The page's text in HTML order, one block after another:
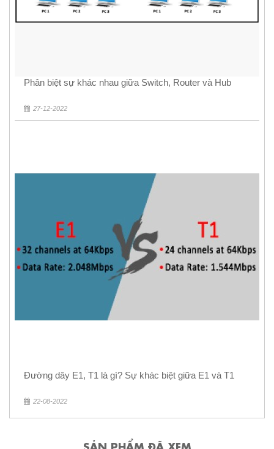
Phân biệt sự khác nhau giữa Switch, Router và Hub
27-12-2022
Đường dây E1, T1 là gì? Sự khác biệt giữa E1 và T1
22-08-2022
SẢN PHẨM ĐÃ XEM